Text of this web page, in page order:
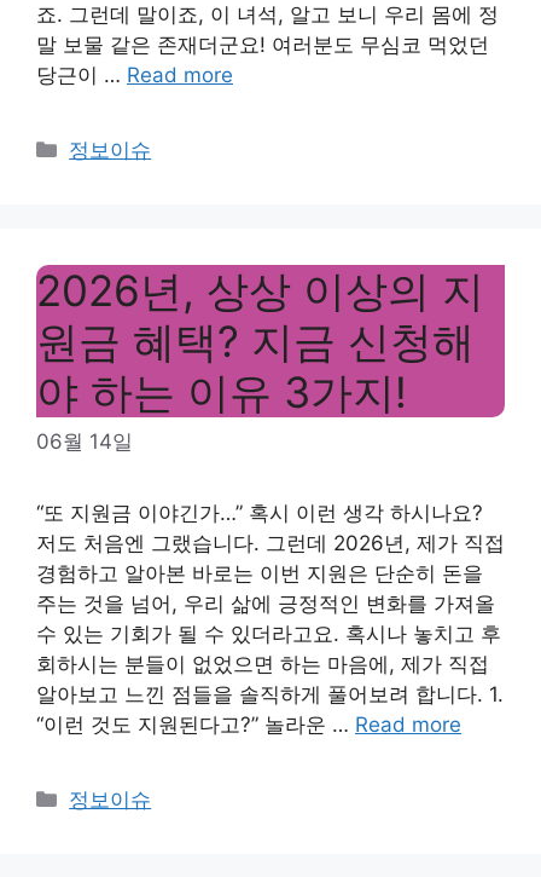
죠. 그런데 말이죠, 이 녀석, 알고 보니 우리 몸에 정
말 보물 같은 존재더군요! 여러분도 무심코 먹었던
당근이 … Read more
Categories
정보이슈
2026년, 상상 이상의 지
원금 혜택? 지금 신청해
야 하는 이유 3가지!
06월 14일
“또 지원금 이야긴가…” 혹시 이런 생각 하시나요?
저도 처음엔 그랬습니다. 그런데 2026년, 제가 직접
경험하고 알아본 바로는 이번 지원은 단순히 돈을
주는 것을 넘어, 우리 삶에 긍정적인 변화를 가져올
수 있는 기회가 될 수 있더라고요. 혹시나 놓치고 후
회하시는 분들이 없었으면 하는 마음에, 제가 직접
알아보고 느낀 점들을 솔직하게 풀어보려 합니다. 1.
“이런 것도 지원된다고?” 놀라운 … Read more
Categories
정보이슈